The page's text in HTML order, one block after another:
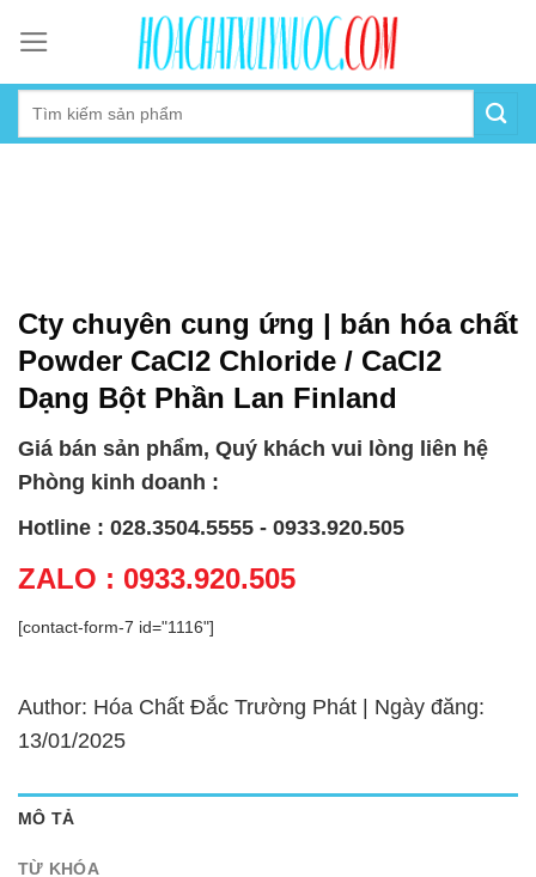
content
Cty chuyên cung ứng | bán hóa chất
Powder CaCl2 Chloride / CaCl2
Dạng Bột Phần Lan Finland
Giá bán sản phẩm, Quý khách vui lòng liên hệ
Phòng kinh doanh :
Hotline : 028.3504.5555 - 0933.920.505
ZALO : 0933.920.505
[contact-form-7 id="1116"]
Author: Hóa Chất Đắc Trường Phát | Ngày đăng:
13/01/2025
MÔ TẢ
TỪ KHÓA